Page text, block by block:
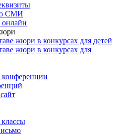
СМИ
жюри в конкурсах для детей
жюри в конкурсах для